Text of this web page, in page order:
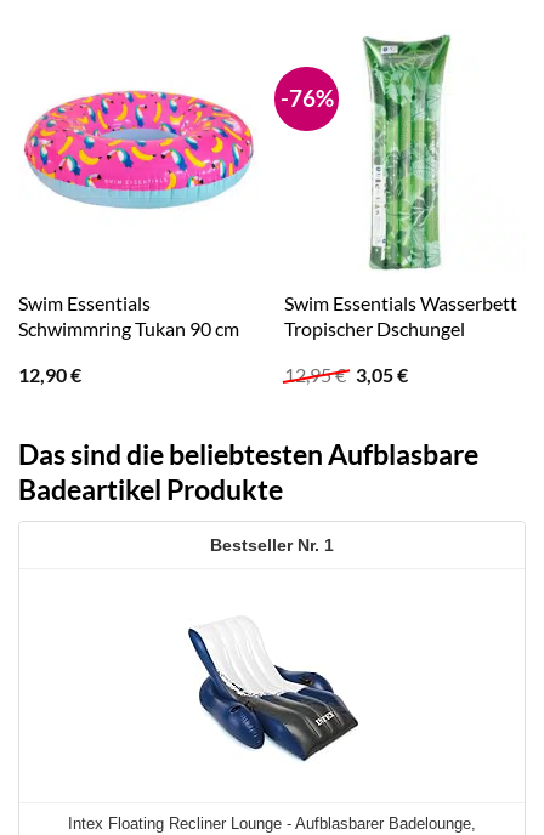
Swim Essentials
Schwimmring Tukan 90 cm
12,90€
-76%
Swim Essentials Wasserbett
Tropischer Dschungel
12,95€ Ursprünglicher
Preis
3,05€Aktueller
Das sind die beliebtesten Aufblasbare
Badeartikel Produkte
1
Intex Floating Recliner Lounge - Aufblasbarer Badelounge,